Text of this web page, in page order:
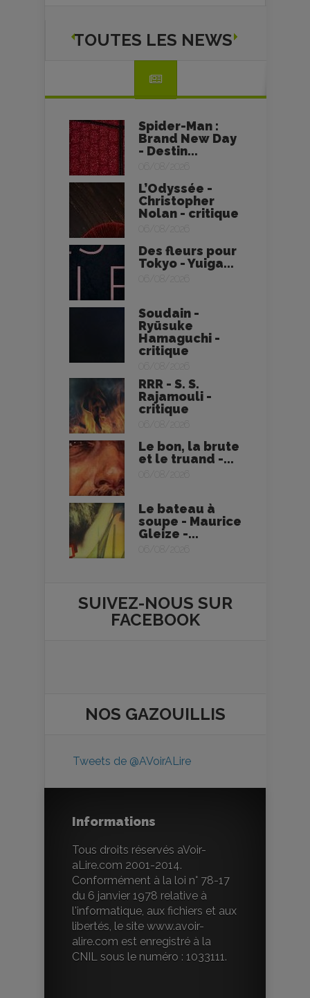
TOUTES LES NEWS
Spider-Man :
Brand New Day
- Destin...
06/08/2026
L’Odyssée -
Christopher
Nolan - critique
06/08/2026
Des fleurs pour
Tokyo - Yuiga...
06/08/2026
Soudain -
Ryūsuke
Hamaguchi -
critique
06/08/2026
RRR - S. S.
Rajamouli -
critique
06/08/2026
Le bon, la brute
et le truand -...
06/08/2026
Le bateau à
soupe - Maurice
Gleize -...
06/08/2026
SUIVEZ-NOUS SUR
FACEBOOK
NOS GAZOUILLIS
Tweets de @AVoirALire
Informations
Tous droits réservés aVoir-
aLire.com 2001-2014.
Conformément à la loi n° 78-17
du 6 janvier 1978 relative à
l'informatique, aux fichiers et aux
libertés, le site www.avoir-
alire.com est enregistré à la
CNIL sous le numéro : 1033111.